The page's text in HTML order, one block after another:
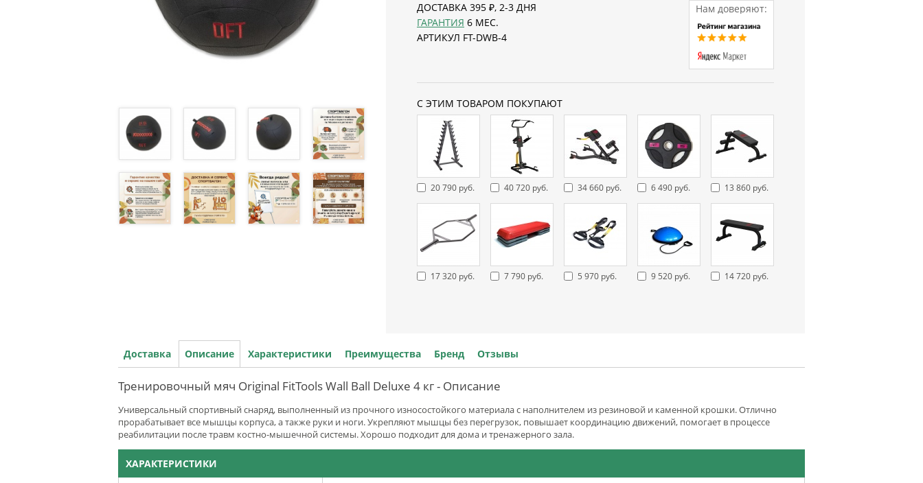
ДОСТАВКА 395 ₽, 2-3 ДНЯ
ГАРАНТИЯ 6 МЕС.
АРТИКУЛ FT-DWB-4
Нам доверяют:
С ЭТИМ ТОВАРОМ ПОКУПАЮТ
20 790 руб. 40 720 руб. 34 660 руб. 6 490 руб. 13 860 руб.
17 320 руб. 7 790 руб. 5 970 руб. 9 520 руб. 14 720 руб.
Доставка Описание Характеристики Преимущества Бренд Отзывы
Тренировочный мяч Original FitTools Wall Ball Deluxe 4 кг - Описание
Универсальный спортивный снаряд, выполненный из прочного износостойкого материала с наполнителем из резиновой и каменной крошки. Отлично
прорабатывает все мышцы корпуса, а также руки и ноги. Укрепляют мышцы без перегрузок, повышает координацию движений, помогает в процессе
реабилитации после травм костно-мышечной системы. Хорошо подходит для дома и тренажерного зала.
ХАРАКТЕРИСТИКИ